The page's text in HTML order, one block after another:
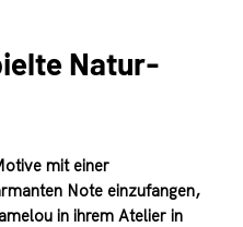
Natur-
mit einer
Note einzufangen,
in ihrem Atelier in